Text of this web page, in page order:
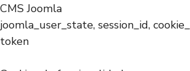
CMS Joomla
joomla_user_state, session_id,
token